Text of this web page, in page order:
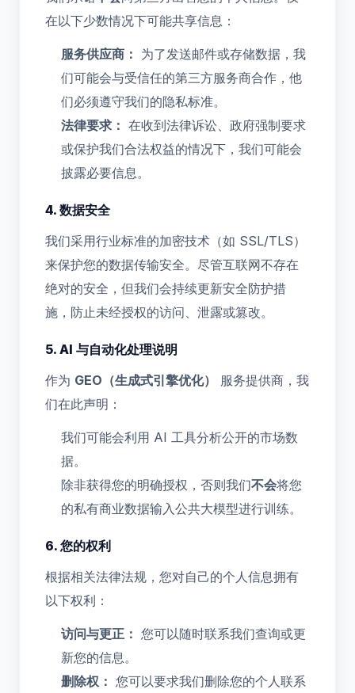
在以下少数情况下可能共享信息：
服务供应商： 为了发送邮件或存储数据，我
们可能会与受信任的第三方服务商合作，他
们必须遵守我们的隐私标准。
法律要求： 在收到法律诉讼、政府强制要求
或保护我们合法权益的情况下，我们可能会
披露必要信息。
4. 数据安全
我们采用行业标准的加密技术（如 SSL/TLS）
来保护您的数据传输安全。尽管互联网不存在
绝对的安全，但我们会持续更新安全防护措
施，防止未经授权的访问、泄露或篡改。
5. AI 与自动化处理说明
作为 GEO（生成式引擎优化）
服务提供商，我
们在此声明：
我们可能会利用 AI 工具分析公开的市场数
据。
除非获得您的明确授权，否则我们不会将您
的私有商业数据输入公共大模型进行训练。
6. 您的权利
根据相关法律法规，您对自己的个人信息拥有
以下权利：
访问与更正： 您可以随时联系我们查询或更
新您的信息。
删除权： 您可以要求我们删除您的个人联系